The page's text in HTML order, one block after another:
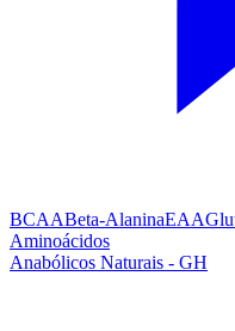
BCAABeta-AlaninaEAA
Aminoácidos
Anabólicos Naturais - GH